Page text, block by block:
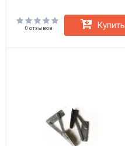
0 отзывов Купить